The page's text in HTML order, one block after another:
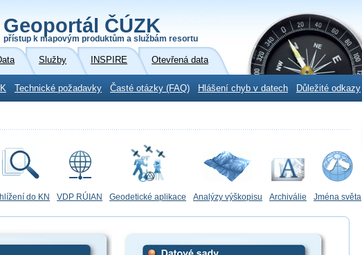
Geoportál ČÚZK
přístup k mapovým produktům a službám resortu
Služby INSPIRE Otevřená data
Technické požadavky Časté otázky (FAQ) Hlášení chyb v datech Důležité odkazy
do KN VDP RÚIAN Geodetické aplikace Analýzy výškopisu Archiválie Jména světa